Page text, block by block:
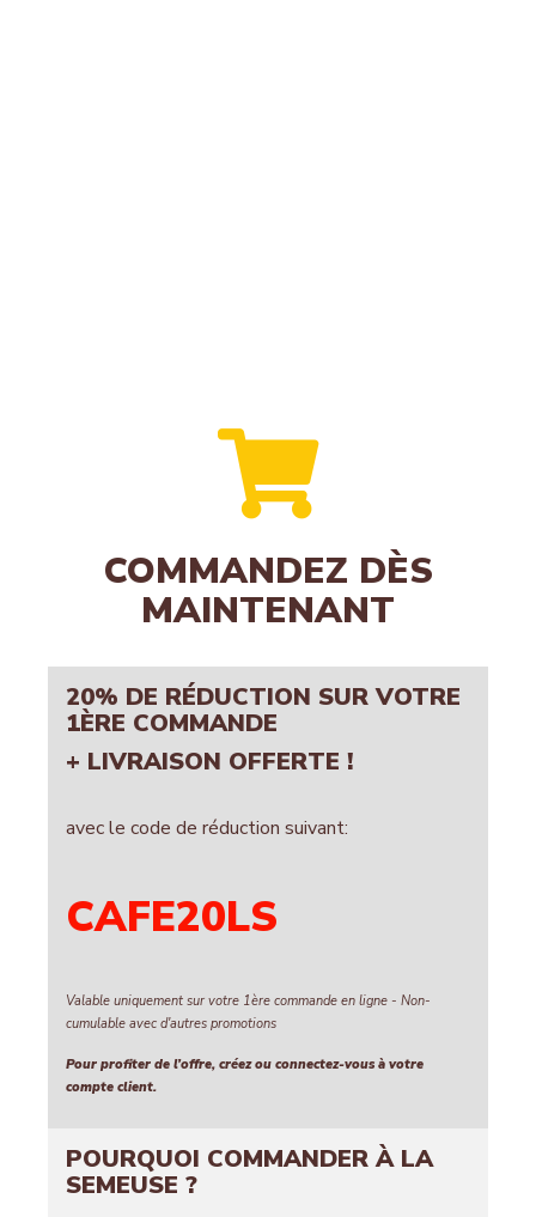
COMMANDEZ DÈS
MAINTENANT
20% DE RÉDUCTION SUR VOTRE
1ÈRE COMMANDE
+ LIVRAISON OFFERTE !
avec le code de réduction suivant:
CAFE20LS
Valable uniquement sur votre 1ère commande en ligne - Non-
cumulable avec d'autres promotions
Pour profiter de l’offre, créez ou connectez-vous à votre
compte client.
POURQUOI COMMANDER À LA
SEMEUSE ?